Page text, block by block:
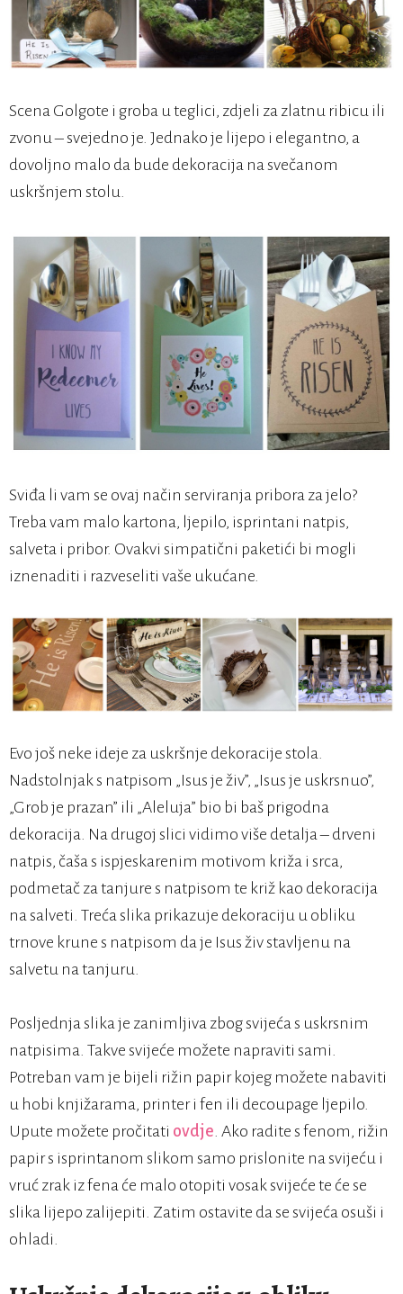
Scena Golgote i groba u teglici, zdjeli za zlatnu ribicu ili
zvonu – svejedno je. Jednako je lijepo i elegantno, a
dovoljno malo da bude dekoracija na svečanom
uskršnjem stolu.
Sviđa li vam se ovaj način serviranja pribora za jelo?
Treba vam malo kartona, ljepilo, isprintani natpis,
salveta i pribor. Ovakvi simpatični paketići bi mogli
iznenaditi i razveseliti vaše ukućane.
Evo još neke ideje za uskršnje dekoracije stola.
Nadstolnjak s natpisom „Isus je živ”, „Isus je uskrsnuo”,
„Grob je prazan” ili „Aleluja” bio bi baš prigodna
dekoracija. Na drugoj slici vidimo više detalja – drveni
natpis, čaša s ispjeskarenim motivom križa i srca,
podmetač za tanjure s natpisom te križ kao dekoracija
na salveti. Treća slika prikazuje dekoraciju u obliku
trnove krune s natpisom da je Isus živ stavljenu na
salvetu na tanjuru.
Posljednja slika je zanimljiva zbog svijeća s uskrsnim
natpisima. Takve svijeće možete napraviti sami.
Potreban vam je bijeli rižin papir kojeg možete nabaviti
u hobi knjižarama, printer i fen ili decoupage ljepilo.
Upute možete pročitati ovdje . Ako radite s fenom, rižin
papir s isprintanom slikom samo prislonite na svijeću i
vruć zrak iz fena će malo otopiti vosak svijeće te će se
slika lijepo zalijepiti. Zatim ostavite da se svijeća osuši i
ohladi.